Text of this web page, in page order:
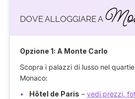
DOVE ALLOGGIARE A
Opzione 1: A Monte Carlo
Scopra i palazzi di lusso nel
Monaco:
Hôtel de Paris – vedi prezzi,